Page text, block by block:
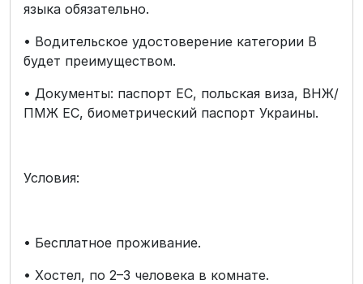
языка обязательно.
• Водительское удостоверение категории B
будет преимуществом.
• Документы: паспорт ЕС, польская виза, ВНЖ/
ПМЖ ЕС, биометрический паспорт Украины.
Условия:
• Бесплатное проживание.
• Хостел, по 2–3 человека в комнате.